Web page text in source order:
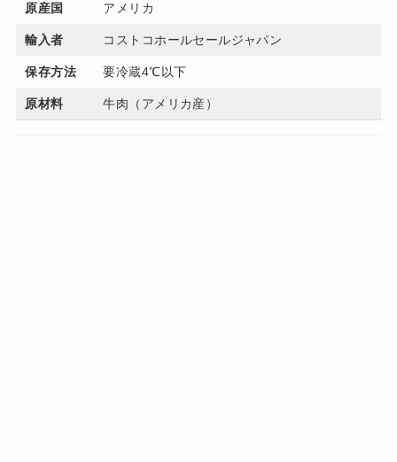
原産国 アメリカ
輸入者 コストコホールセールジャパン
保存方法 要冷蔵4℃以下
原材料 牛肉（アメリカ産）